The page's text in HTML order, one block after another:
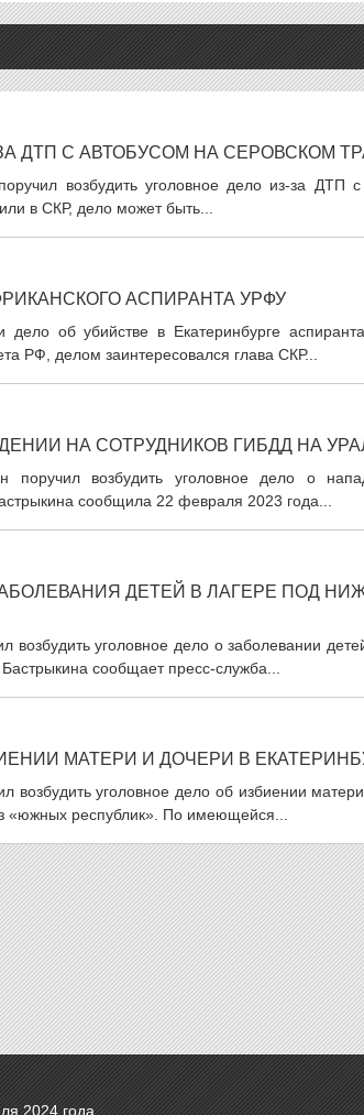
ДТП С АВТОБУСОМ НА СЕРОВСКОМ
возбудить уголовное дело из-за ДТП с
в СКР, дело может быть...
АСПИРАНТА УРФУ
дело об убийстве в Екатеринбурге
РФ, делом заинтересовался глава СКР...
НА СОТРУДНИКОВ ГИБДД НА
поручил возбудить уголовное дело о
сообщила 22 февраля 2023 года...
ДЕТЕЙ В ЛАГЕРЕ ПОД
возбудить уголовное дело о заболевании
сообщает пресс-служба...
МАТЕРИ И ДОЧЕРИ В
возбудить уголовное дело об избиении
«южных республик». По имеющейся...
2024 года.